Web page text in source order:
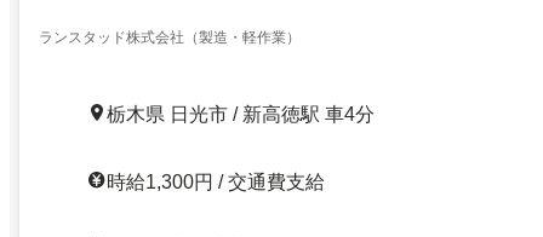
ランスタッド株式会社（製造・軽作業）
栃木県 日光市 / 新高徳駅 車4分
時給1,300円 / 交通費支給